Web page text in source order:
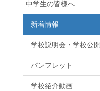
中学生の皆様へ
新着情報
学校説明会・学校公開
パンフレット
学校紹介動画